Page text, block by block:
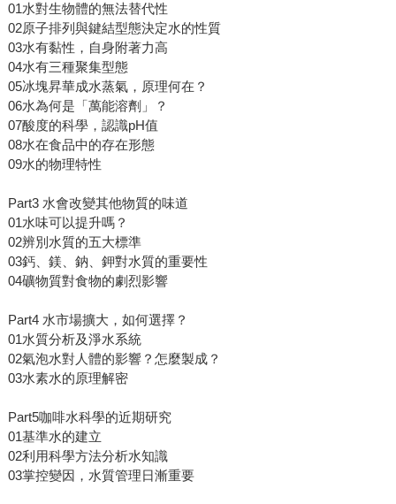
01水對生物體的無法替代性
02原子排列與鍵結型態決定水的性質
03水有黏性，自身附著力高
04水有三種聚集型態
05冰塊昇華成水蒸氣，原理何在？
06水為何是「萬能溶劑」？
07酸度的科學，認識pH值
08水在食品中的存在形態
09水的物理特性
Part3 水會改變其他物質的味道
01水味可以提升嗎？
02辨別水質的五大標準
03鈣、鎂、鈉、鉀對水質的重要性
04礦物質對食物的劇烈影響
Part4 水市場擴大，如何選擇？
01水質分析及淨水系統
02氣泡水對人體的影響？怎麼製成？
03水素水的原理解密
Part5咖啡水科學的近期研究
01基準水的建立
02利用科學方法分析水知識
03掌控變因，水質管理日漸重要